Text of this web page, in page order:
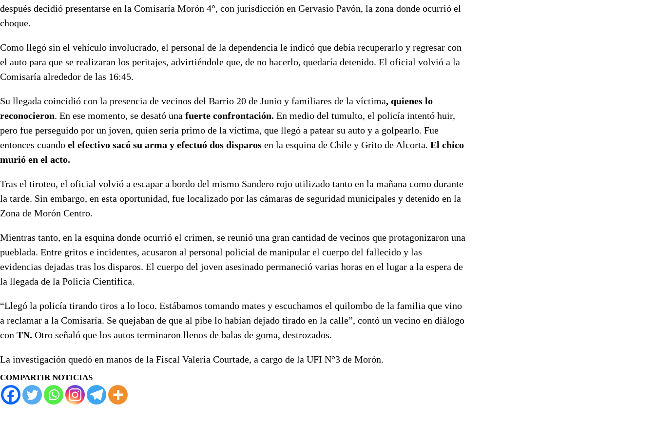
después decidió presentarse en la Comisaría Morón 4°, con jurisdicción en Gervasio Pavón, la zona donde ocurrió el
choque.
Como llegó sin el vehículo involucrado, el personal de la dependencia le indicó que debía recuperarlo y regresar con
el auto para que se realizaran los peritajes, advirtiéndole que, de no hacerlo, quedaría detenido. El oficial volvió a la
Comisaría alrededor de las 16:45.
Su llegada coincidió con la presencia de vecinos del Barrio 20 de Junio y familiares de la víctima, quienes lo
reconocieron. En ese momento, se desató una fuerte confrontación. En medio del tumulto, el policía intentó huir,
pero fue perseguido por un joven, quien sería primo de la víctima, que llegó a patear su auto y a golpearlo. Fue
entonces cuando el efectivo sacó su arma y efectuó dos disparos en la esquina de Chile y Grito de Alcorta. El chico
murió en el acto.
Tras el tiroteo, el oficial volvió a escapar a bordo del mismo Sandero rojo utilizado tanto en la mañana como durante
la tarde. Sin embargo, en esta oportunidad, fue localizado por las cámaras de seguridad municipales y detenido en la
Zona de Morón Centro.
Mientras tanto, en la esquina donde ocurrió el crimen, se reunió una gran cantidad de vecinos que protagonizaron una
pueblada. Entre gritos e incidentes, acusaron al personal policial de manipular el cuerpo del fallecido y las
evidencias dejadas tras los disparos. El cuerpo del joven asesinado permaneció varias horas en el lugar a la espera de
la llegada de la Policía Científica.
“Llegó la policía tirando tiros a lo loco. Estábamos tomando mates y escuchamos el quilombo de la familia que vino
a reclamar a la Comisaría. Se quejaban de que al pibe lo habían dejado tirado en la calle”, contó un vecino en diálogo
con TN. Otro señaló que los autos terminaron llenos de balas de goma, destrozados.
La investigación quedó en manos de la Fiscal Valeria Courtade, a cargo de la UFI N°3 de Morón.
COMPARTIR NOTICIAS